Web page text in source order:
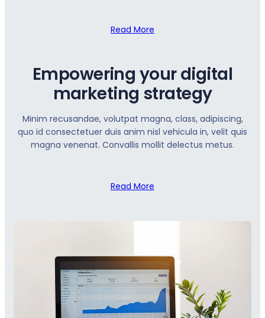
Read More
Empowering your digital
marketing strategy
Minim recusandae, volutpat magna, class, adipiscing,
quo id consectetuer duis anim nisl vehicula in, velit quis
magna venenat. Convallis mollit delectus metus.
Read More